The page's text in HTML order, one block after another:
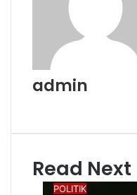
admin
Read Next
POLITIK